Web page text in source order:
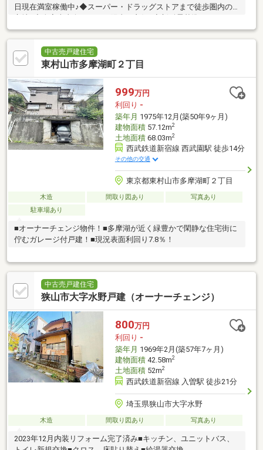
日現在満室稼働中♪◆スーパー・ドラッグストアまで徒歩圏内の
立地♪◆全室南東向きにつき陽当り良好♪◆新耐震基準アパートに
なります♪
中古売戸建住宅
東村山市多摩湖町２丁目
999万円
利回り -
築年月 1975年12月(築50年9ヶ月)
建物面積57.12m2
土地面積68.03m2
西武鉄道新宿線 西武園駅 徒歩14分
その他の交通
東京都東村山市多摩湖町２丁目
木造 間取り図あり
写真あり
駐車場あり
■オーナーチェンジ物件！■多摩湖が近く緑豊かで閑静な住宅街に
佇むガレージ付戸建！■現況表面利回り7.8％！
中古売戸建住宅
狭山市大字水野戸建（オーナーチェンジ）
800万円
利回り -
築年月 1969年2月(築57年7ヶ月)
建物面積42.58m2
土地面積52m2
西武鉄道新宿線 入曽駅 徒歩21分
埼玉県狭山市大字水野
木造 間取り図あり 写真あり
2023年12月内装リフォーム完了済み■キッチン、ユニットバス、